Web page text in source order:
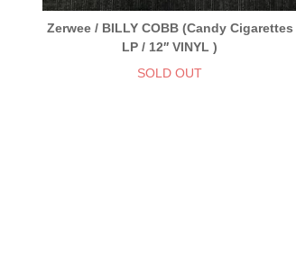
Zerwee / BILLY COBB (Candy Cigarettes
LP / 12′′ VINYL )
SOLD OUT